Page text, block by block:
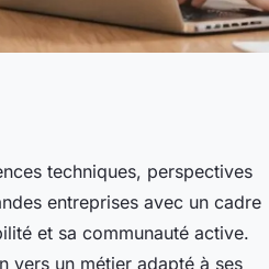
techniques, perspectives
entreprises avec un cadre
et sa communauté active.
vers un métier adapté à ses